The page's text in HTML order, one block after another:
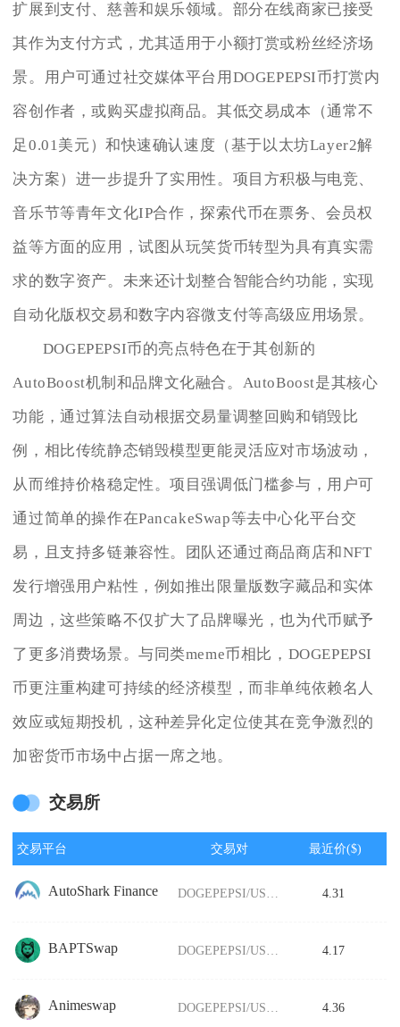
扩展到支付、慈善和娱乐领域。部分在线商家已接受
其作为支付方式，尤其适用于小额打赏或粉丝经济场
景。用户可通过社交媒体平台用DOGEPEPSI币打赏内
容创作者，或购买虚拟商品。其低交易成本（通常不
足0.01美元）和快速确认速度（基于以太坊Layer2解
决方案）进一步提升了实用性。项目方积极与电竞、
音乐节等青年文化IP合作，探索代币在票务、会员权
益等方面的应用，试图从玩笑货币转型为具有真实需
求的数字资产。未来还计划整合智能合约功能，实现
自动化版权交易和数字内容微支付等高级应用场景。
DOGEPEPSI币的亮点特色在于其创新的
AutoBoost机制和品牌文化融合。AutoBoost是其核心
功能，通过算法自动根据交易量调整回购和销毁比
例，相比传统静态销毁模型更能灵活应对市场波动，
从而维持价格稳定性。项目强调低门槛参与，用户可
通过简单的操作在PancakeSwap等去中心化平台交
易，且支持多链兼容性。团队还通过商品商店和NFT
发行增强用户粘性，例如推出限量版数字藏品和实体
周边，这些策略不仅扩大了品牌曝光，也为代币赋予
了更多消费场景。与同类meme币相比，DOGEPEPSI
币更注重构建可持续的经济模型，而非单纯依赖名人
效应或短期投机，这种差异化定位使其在竞争激烈的
加密货币市场中占据一席之地。
交易所
交易平台 交易对 最近价($)
AutoShark Finance 4.31
BAPTSwap 4.17
Animeswap 4.36